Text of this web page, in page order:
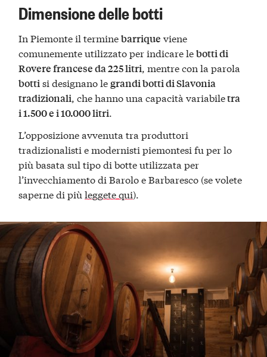
Dimensione delle botti
In Piemonte il terminebarrique viene
comunemente utilizzato per indicare lebotti di
Rovere francese da 225 litri, mentre con la parola
bottisi designano legrandi botti di Slavonia
tradizionali, che hanno una capacità variabiletra
i 1.500 e i 10.000 litri.
L’opposizione avvenuta tra produttori
tradizionalisti e modernisti piemontesi fu per lo
più basata sul tipo di botte utilizzata per
l’invecchiamento di Barolo e Barbaresco (se volete
saperne di piùleggete qui).